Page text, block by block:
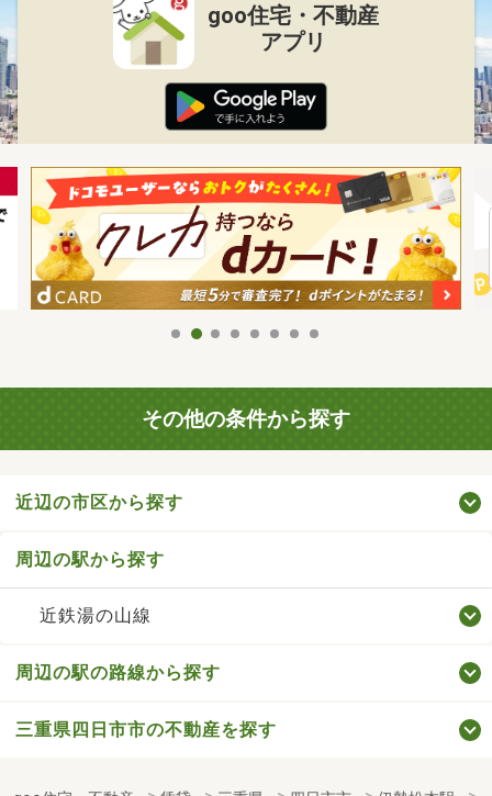
goo住宅・不動産
アプリ
その他の条件から探す
近辺の市区から探す
周辺の駅から探す
近鉄湯の山線
周辺の駅の路線から探す
三重県四日市市の不動産を探す